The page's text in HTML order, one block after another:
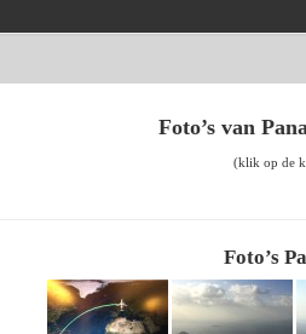
Foto’s van
(klik op de
Foto’s